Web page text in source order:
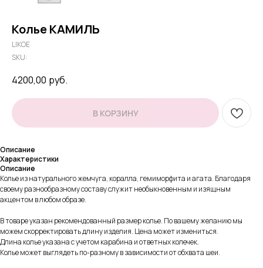
Колье КАМИЛЬ
LIKOE
SKU:
4200,00 руб.
В КОРЗИНУ
Описание
Характеристики
Описание
Колье из натурального жемчуга, коралла, гемиморфита и агата. Благодаря
своему разнообразному составу служит необыкновенным и изящным
акцентом в любом образе.
В товаре указан рекомендованный размер колье. По вашему желанию мы
можем скорректировать длину изделия. Цена может измениться.
Длина колье указана с учетом карабина и ответных колечек.
Колье может выглядеть по-разному в зависимости от обхвата шеи.